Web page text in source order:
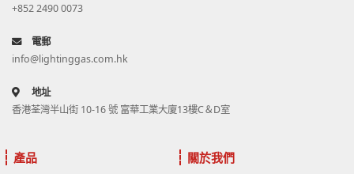
+852 2490 0073
電郵
info@lightinggas.com.hk
地址
香港荃灣半山街 10-16 號 富華工業大廈13樓C＆D室
產品 關於我們